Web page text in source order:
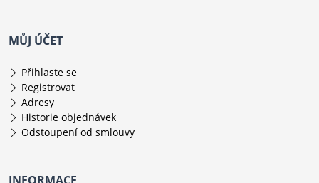
MŮJ ÚČET
Přihlaste se
Registrovat
Adresy
Historie objednávek
Odstoupení od smlouvy